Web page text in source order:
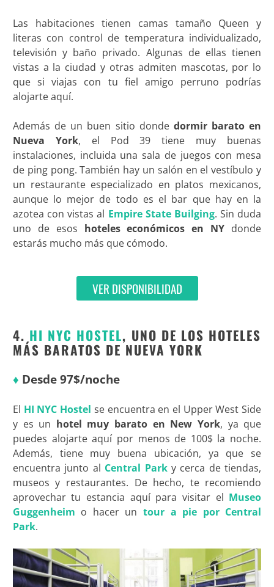
Las habitaciones tienen camas tamaño Queen y
literas con control de temperatura individualizado,
televisión y baño privado. Algunas de ellas tienen
vistas a la ciudad y otras admiten mascotas, por lo
que si viajas con tu fiel amigo perruno podrías
alojarte aquí.
Además de un buen sitio donde dormir barato en
Nueva York, el Pod 39 tiene muy buenas
instalaciones, incluida una sala de juegos con mesa
de ping pong. También hay un salón en el vestíbulo y
un restaurante especializado en platos mexicanos,
aunque lo mejor de todo es el bar que hay en la
azotea con vistas al Empire State Builging. Sin duda
uno de esos hoteles económicos en NY donde
estarás mucho más que cómodo.
VER DISPONIBILIDAD
4. HI NYC HOSTEL, UNO DE LOS HOTELES
MÁS BARATOS DE NUEVA YORK
♦ Desde 97$/noche
El HI NYC Hostel se encuentra en el Upper West Side
y es un hotel muy barato en New York, ya que
puedes alojarte aquí por menos de 100$ la noche.
Además, tiene muy buena ubicación, ya que se
encuentra junto al Central Parky cerca de tiendas,
museos y restaurantes. De hecho, te recomiendo
aprovechar tu estancia aquí para visitar el Museo
Guggenheim o hacer un tour a pie por Central
Park.